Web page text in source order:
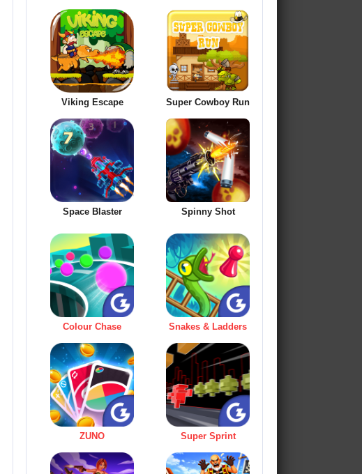
Viking Escape Super Cowboy Run
Space Blaster Spinny Shot
Colour Chase Snakes & Ladders
ZUNO Super Sprint